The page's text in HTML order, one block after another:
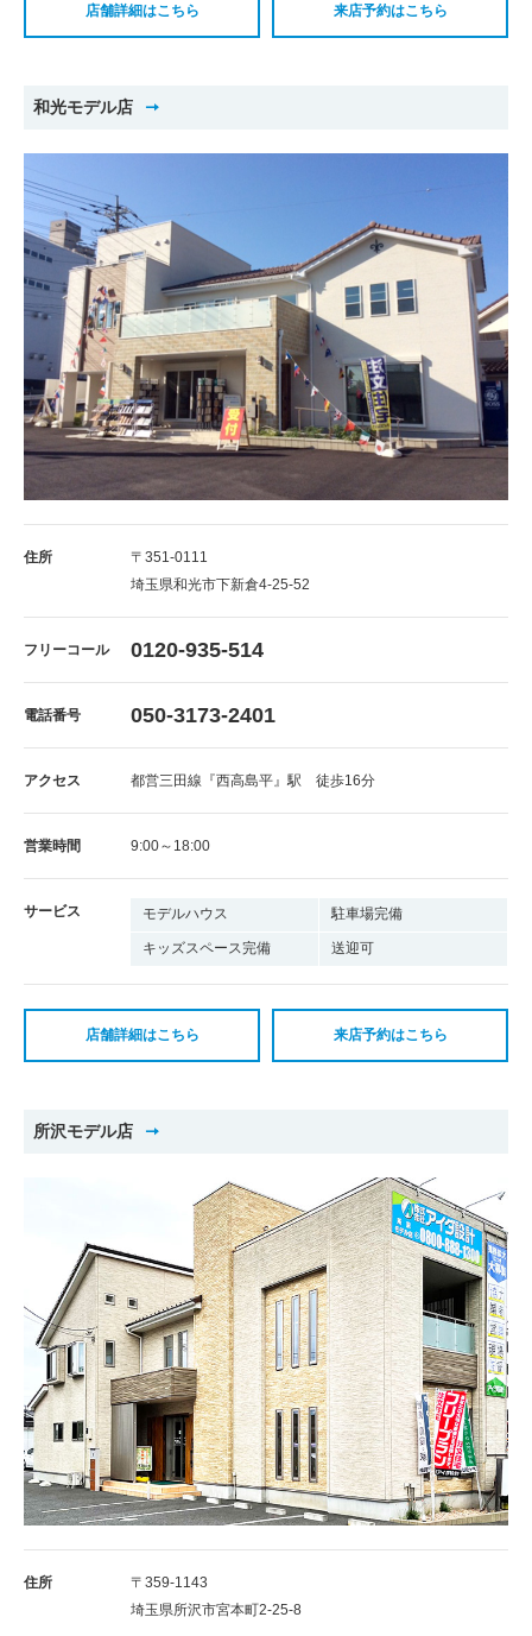
店舗詳細はこちら 来店予約はこちら
和光モデル店
住所
〒351-0111
埼玉県和光市下新倉4-25-52
フリーコール 0120-935-514
電話番号 050-3173-2401
アクセス 都営三田線『西高島平』駅 徒歩16分
営業時間 9:00～18:00
サービス モデルハウス 駐車場完備
キッズスペース完備 送迎可
店舗詳細はこちら 来店予約はこちら
所沢モデル店
住所
〒359-1143
埼玉県所沢市宮本町2-25-8